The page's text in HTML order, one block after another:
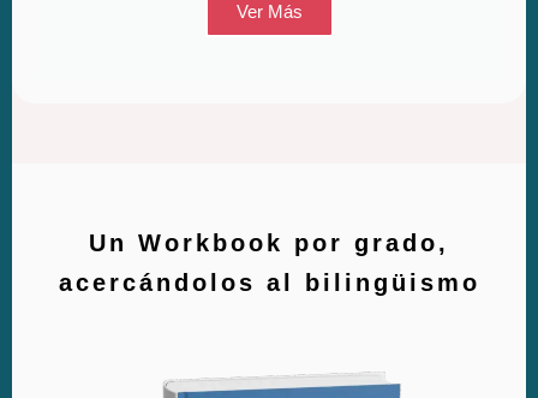
Ver Más
Un Workbook por grado,
acercándolos al bilingüismo